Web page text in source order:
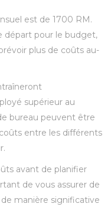
est de 1700 RM.
départ pour le budget,
plus de coûts au-
supérieur au
bureau peuvent être
entre les différents
avant de planifier
de vous assurer de
manière significative